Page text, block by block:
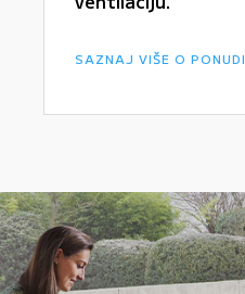
SAZNAJ VIŠE O PONUDI